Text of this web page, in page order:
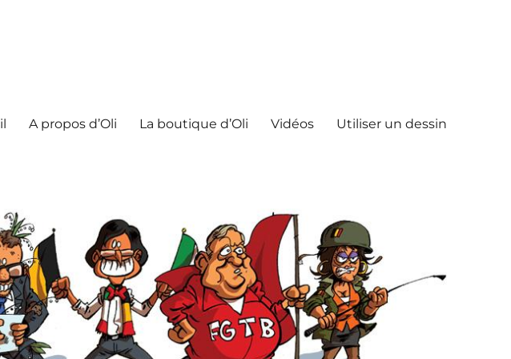
A propos d’Oli La boutique d’Oli Vidéos Utiliser un dessin